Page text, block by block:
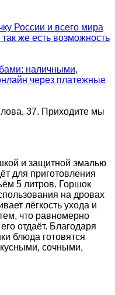
России и всего мира
же есть возможность
наличными,
через платежные
37. Приходите мы
и защитной эмалью
для приготовления
5 литров. Горшок
на дровах
лёгкость ухода и
что равномерно
отдаёт. Благодаря
блюда готовятся
сочными,